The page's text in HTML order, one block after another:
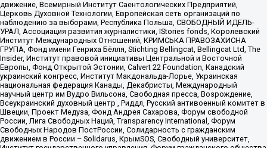
движение, Всемирный Институт Саентологических Предприятий,
Церковь Духовной Технологии, Европейская сеть организаций по
наблюдению за выборами, Республика Польша, СВОБОДНЫЙ ИДЕЛЬ-
УРАЛ, Ассоциация развития журналистики, IStories fonds, Королевский
Институт Международных Отношений, КРИМСЬКА ПРАВОЗАХИСНА
ГРУПА, Фонд имени Генриха Бёлля, Stichting Bellingcat, Bellingcat Ltd, The
Insider, Институт правовой инициативы Центральной и Восточной
Европы, Фонд Открытой Эстонии, Calvert 22 Foundation, Канадский
украинский конгресс, Институт Макдональда-Лорье, Украинская
национальная федерация Канады, Декабристы, Международный
научный центр им Вудро Вильсона, Свободная пресса, Возрождение,
Всеукраинский духовный центр , Риддл, Русский антивоенный комитет в
Швеции, Проект Медуза, Фонд Андрея Сахарова, Форум свободной
России, Лига Свободных Наций, Transparеncy International, Форум
Свободных Народов ПостРоссии, Солидарность с гражданским
движением в России – Solidarus, КрымSOS, Свободный университет,